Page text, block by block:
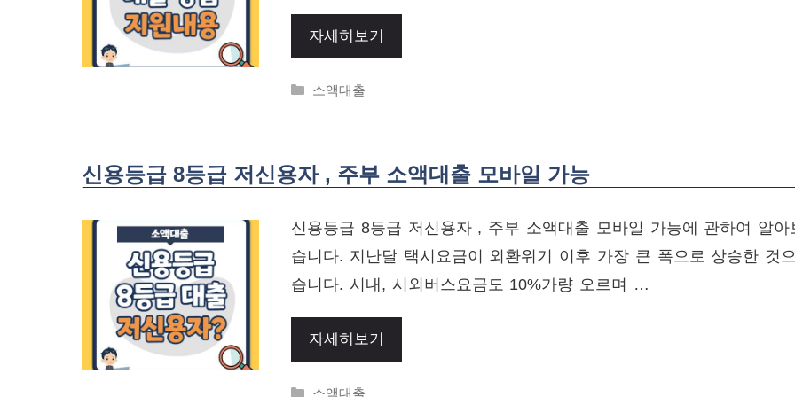
자세히보기
Categories
소액대출
신용등급 8등급 저신용자 , 주부 소액대출 모바일 가능
신용등급 8등급 저신용자 , 주부 소액대출 모바일 가능에 관하여 알아
습니다. 지난달 택시요금이 외환위기 이후 가장 큰 폭으로 상승한 것
습니다. 시내, 시외버스요금도 10%가량 오르며 …
자세히보기
Categories
소액대출